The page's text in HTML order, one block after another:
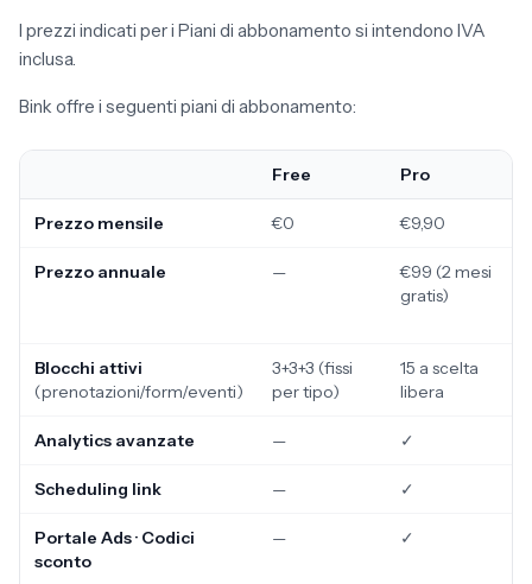
I prezzi indicati per i Piani di abbonamento si intendono IVA
inclusa.
Bink offre i seguenti piani di abbonamento:
Free Pro
Prezzo mensile €0 €9,90
Prezzo annuale —
€99 (2 mesi
gratis)
Blocchi attivi
(prenotazioni/form/eventi)
3+3+3 (fissi
per tipo)
15 a scelta
libera
Analytics avanzate — ✓
Scheduling link — ✓
Portale Ads · Codici
sconto
— ✓